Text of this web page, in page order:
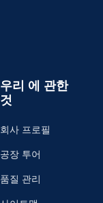
우리 에 관한
것
회사 프로필
공장 투어
품질 관리